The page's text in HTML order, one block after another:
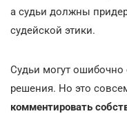
а судьи должны
судейской этики.
Судьи могут ошибочно
решения. Но это
комментировать